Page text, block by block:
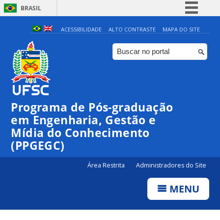
BRASIL
Simplifique!
Comunica BR
Participe
Canais
ACESSIBILIDADE ALTO CONTRASTE MAPA DO SITE
Programa de Pós-graduação
em Engenharia, Gestão e
Mídia do Conhecimento
(PPGEGC)
Área Restrita Administradores do Site
MENU